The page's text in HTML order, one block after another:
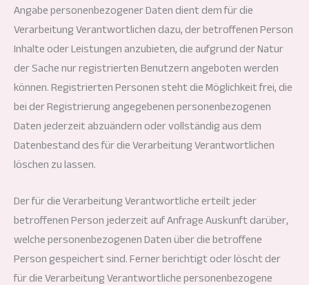
Angabe personenbezogener Daten dient dem für die
Verarbeitung Verantwortlichen dazu, der betroffenen Person
Inhalte oder Leistungen anzubieten, die aufgrund der Natur
der Sache nur registrierten Benutzern angeboten werden
können. Registrierten Personen steht die Möglichkeit frei, die
bei der Registrierung angegebenen personenbezogenen
Daten jederzeit abzuändern oder vollständig aus dem
Datenbestand des für die Verarbeitung Verantwortlichen
löschen zu lassen.
Der für die Verarbeitung Verantwortliche erteilt jeder
betroffenen Person jederzeit auf Anfrage Auskunft darüber,
welche personenbezogenen Daten über die betroffene
Person gespeichert sind. Ferner berichtigt oder löscht der
für die Verarbeitung Verantwortliche personenbezogene